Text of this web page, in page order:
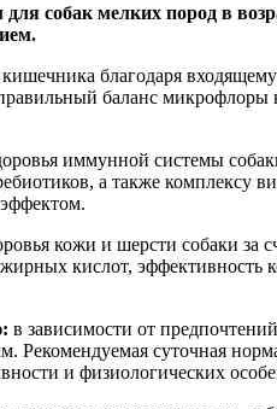
собак мелких пород в
благодаря
баланс микрофлоры
иммунной системы
а также комплексу
кожи и шерсти собаки за
кислот, эффективность
в зависимости от
Рекомендуемая суточная
и физиологических